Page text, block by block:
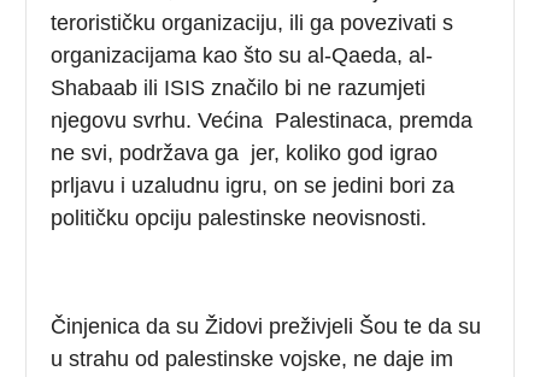
terorističku organizaciju, ili ga povezivati s
organizacijama kao što su al-Qaeda, al-
Shabaab ili ISIS značilo bi ne razumjeti
njegovu svrhu. Većina Palestinaca, premda
ne svi, podržava ga jer, koliko god igrao
prljavu i uzaludnu igru, on se jedini bori za
političku opciju palestinske neovisnosti.
Činjenica da su Židovi preživjeli Šou te da su
u strahu od palestinske vojske, ne daje im